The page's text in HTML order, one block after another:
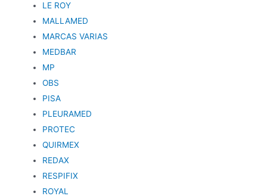
LE ROY
MALLAMED
MARCAS VARIAS
MEDBAR
MP
OBS
PISA
PLEURAMED
PROTEC
QUIRMEX
REDAX
RESPIFIX
ROYAL